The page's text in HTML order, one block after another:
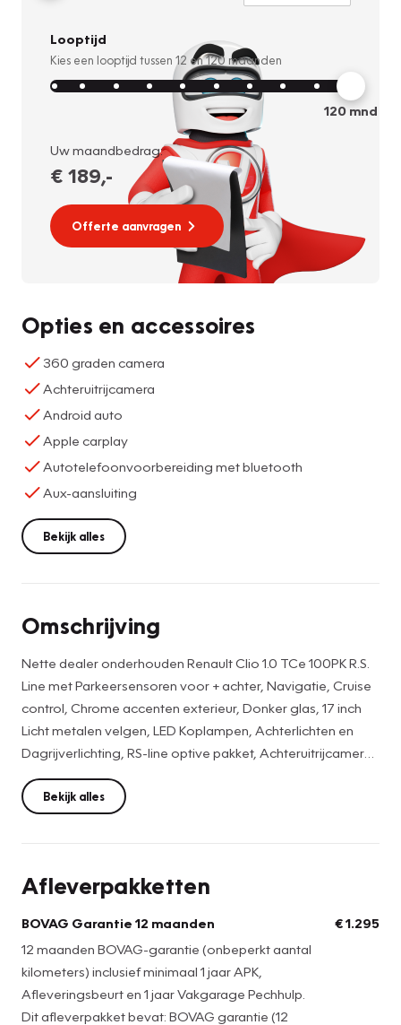
Looptijd
Kies een looptijd tussen 12 en120 maanden
120mnd
Uw maandbedrag:
€ 189,-
Offerte aanvragen
Opties en accessoires
360 graden camera
Achteruitrijcamera
Android auto
Apple carplay
Autotelefoonvoorbereiding met bluetooth
Aux-aansluiting
Bekijk alles
Omschrijving
Nette dealer onderhouden Renault Clio 1.0 TCe 100PK R.S.
Line met Parkeersensoren voor + achter, Navigatie, Cruise
control, Chrome accenten exterieur, Donker glas, 17 inch
Licht metalen velgen, LED Koplampen, Achterlichten en
Dagrijverlichting, RS-line optive pakket, Achteruitrijcamera,
360 graden camera, Automatisch inparkeren functie,
Elektrisch wegklapbare trekhaak, Uitlaatsierstuk, Keyless
entry + start, Elektrische ramen voor + achter, Elektrisch
regensensor, lederen sportstuur + versnellingspook,
telefoon functie, Armsteun voor, ISOFIX bevestiging voor
kinderzitjes, Airco, Climate control, Apple carplay, Android
auto, DAB+, USB aansluiting, AUX aansluiting en een
Nationale autopas! 2e eigenaars auto!
Bekijk alles
Afleverpakketten
BOVAG Garantie 12 maanden
12 maanden BOVAG-garantie (onbeperkt aantal
kilometers) inclusief minimaal 1 jaar APK,
Afleveringsbeurt en 1 jaar Vakgarage Pechhulp.
Dit afleverpakket bevat: BOVAG garantie (12
€ 1.295